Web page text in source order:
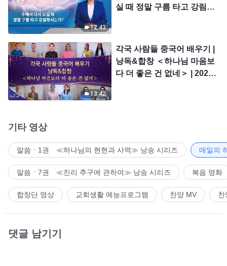
12:43
실 때 정말 구름 타고 강림하
13:42
각국 사람들 중국어 배우기 |
낭독&합창 ＜하나님 마음보
다 더 좋은 건 없네＞ | 2026
기타 영상
말씀ㆍ1권 ≪하나님의 현현과 사역≫ 낭송 시리즈 매일의
말씀ㆍ7권 ≪진리 추구에 관하여≫ 낭송 시리즈 복음 영화
합창단 영상 교회생활 예능프로그램 찬양 MV 찬
댓글 남기기